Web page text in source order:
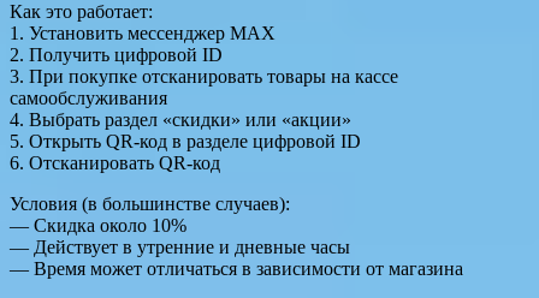
Как это работает:
1. Установить мессенджер МАХ
2. Получить цифровой ID
3. При покупке отсканировать товары на кассе
самообслуживания
4. Выбрать раздел «скидки» или «акции»
5. Открыть QR-код в разделе цифровой ID
6. Отсканировать QR-код
Условия (в большинстве случаев):
— Скидка около 10%
— Действует в утренние и дневные часы
— Время может отличаться в зависимости от магазина